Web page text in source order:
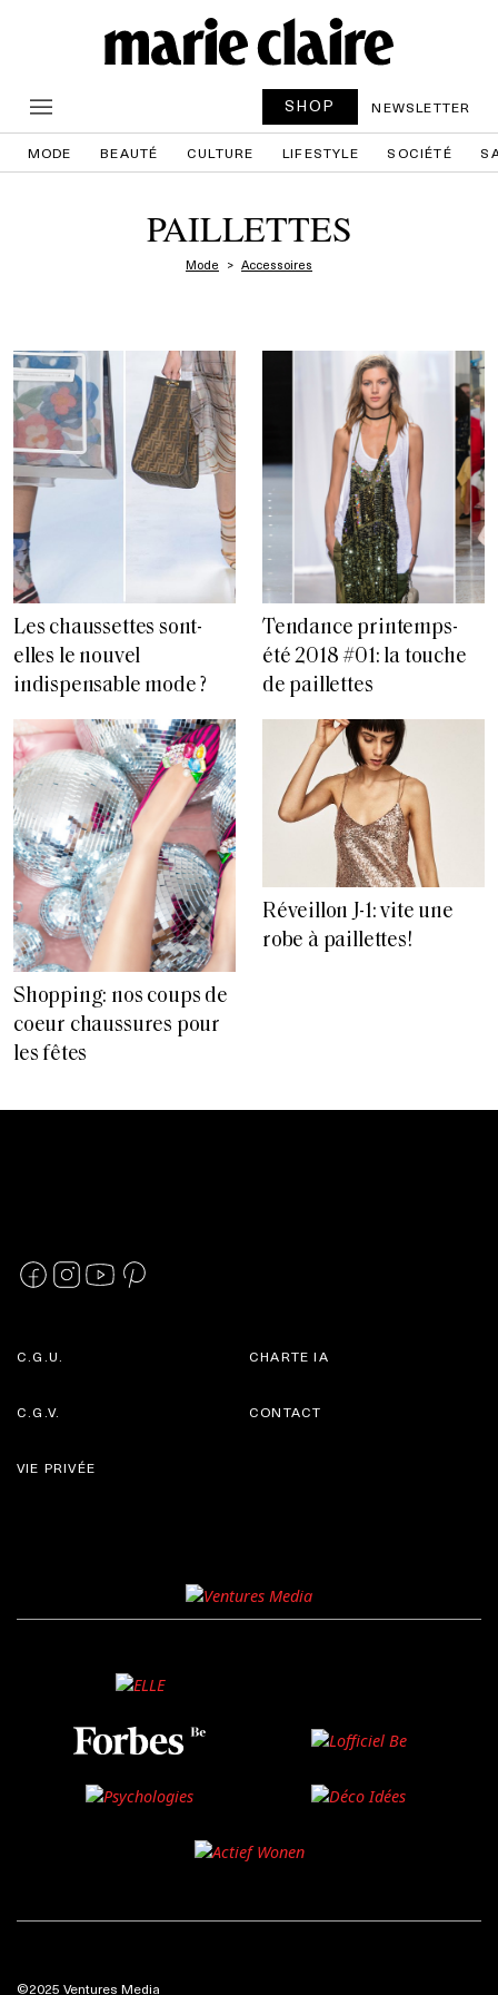
SHOP NEWSLETTER
MODE BEAUTÉ CULTURE LIFESTYLE SOCIÉTÉ
PAILLETTES
Mode Accessoires
Les chaussettes sont-
elles le nouvel
indispensable mode ?
Tendance printemps-
été 2018 #01: la touche
de paillettes
Shopping: nos coups de
coeur chaussures pour
les fêtes
Réveillon J-1: vite une
robe à paillettes!
C.G.U.
C.G.V.
CHARTE IA
CONTACT
VIE PRIVÉE
©2025 Ventures Media